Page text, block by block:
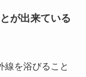
が出来ている
線を浴びること